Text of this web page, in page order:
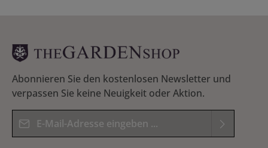
Abonnieren Sie den kostenlosen Newsletter und
verpassen Sie keine Neuigkeit oder Aktion.
E-Mail-Adresse*